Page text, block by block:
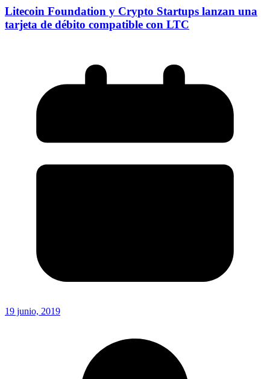
Litecoin Foundation y Crypto Startups lanzan una
tarjeta de débito compatible con LTC
19 junio, 2019